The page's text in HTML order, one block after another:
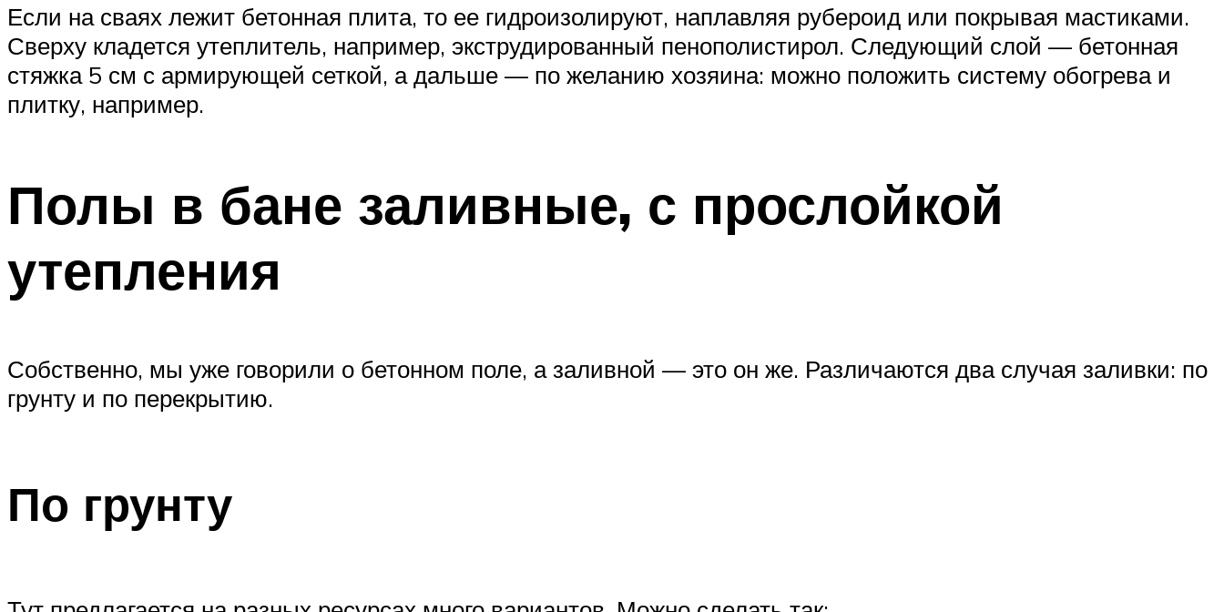
Если на сваях лежит бетонная плита, то ее гидроизолируют, наплавляя рубероид или покрывая мастиками.
Сверху кладется утеплитель, например, экструдированный пенополистирол. Следующий слой — бетонная
стяжка 5 см с армирующей сеткой, а дальше — по желанию хозяина: можно положить систему обогрева и
плитку, например.
Полы в бане заливные, с прослойкой
утепления
Собственно, мы уже говорили о бетонном поле, а заливной — это он же. Различаются два случая заливки: по
грунту и по перекрытию.
По грунту